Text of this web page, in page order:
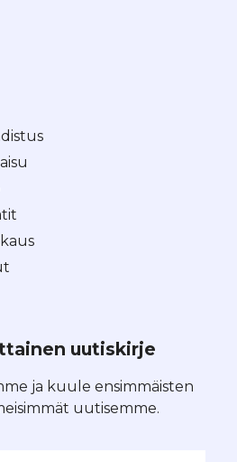
uutiskirje
ja kuule ensimmäisten
uutisemme.